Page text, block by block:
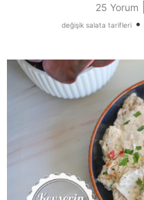
25 Yorum
değişik salata tarifleri•